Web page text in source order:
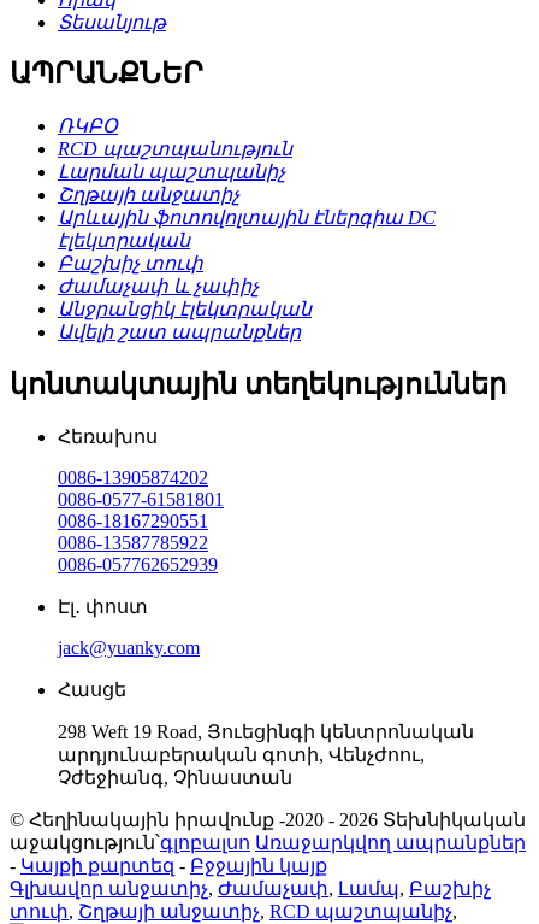
Տեսանյութ
ԱՊՐԱՆՔՆԵՐ
ՌԿԲՕ
RCD պաշտպանություն
Լարման պաշտպանիչ
Շղթայի անջատիչ
Արևային ֆոտովոլտային էներգիա DC
էլեկտրական
Բաշխիչ տուփ
Ժամաչափ և չափիչ
Անջրանցիկ էլեկտրական
Ավելի շատ ապրանքներ
կոնտակտային տեղեկություններ
Հեռախոս
0086-13905874202
0086-0577-61581801
0086-18167290551
0086-13587785922
0086-057762652939
Էլ․ փոստ
jack@yuanky.com
Հասցե
298 Weft 19 Road, Յուեցինգի կենտրոնական
արդյունաբերական գոտի, Վենչժոու,
Չժեջիանգ, Չինաստան
© Հեղինակային իրավունք -2020 - 2026 Տեխնիկական
աջակցություն՝գլոբալսո Առաջարկվող ապրանքներ
- Կայքի քարտեզ - Բջջային կայք
Գլխավոր անջատիչ, Ժամաչափ, Լամպ, Բաշխիչ
տուփ, Շղթայի անջատիչ, RCD պաշտպանիչ,